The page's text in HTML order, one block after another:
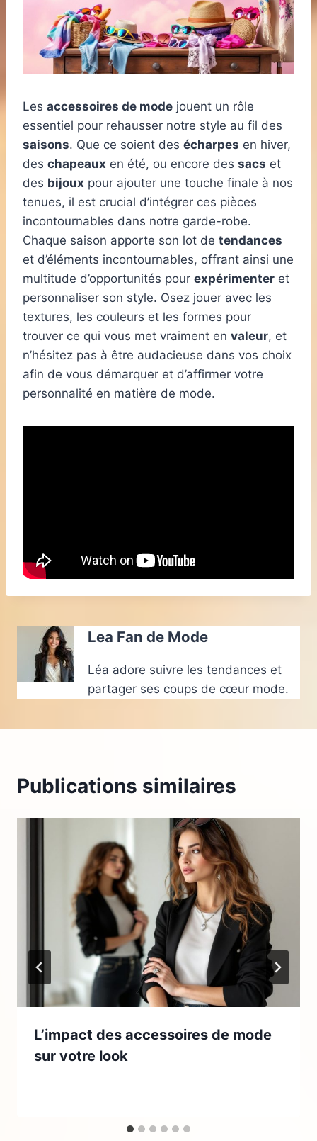
Les accessoires de mode jouent un rôle
essentiel pour rehausser notre style au fil des
saisons. Que ce soient des écharpes en hiver,
des chapeaux en été, ou encore des sacs et
des bijoux pour ajouter une touche finale à nos
tenues, il est crucial d’intégrer ces pièces
incontournables dans notre garde-robe.
Chaque saison apporte son lot de tendances
et d’éléments incontournables, offrant ainsi une
multitude d’opportunités pour expérimenter et
personnaliser son style. Osez jouer avec les
textures, les couleurs et les formes pour
trouver ce qui vous met vraiment en valeur, et
n’hésitez pas à être audacieuse dans vos choix
afin de vous démarquer et d’affirmer votre
personnalité en matière de mode.
Lea Fan de Mode
Léa adore suivre les tendances et
partager ses coups de cœur mode.
Publications similaires
L’impact des accessoires de mode
sur votre look